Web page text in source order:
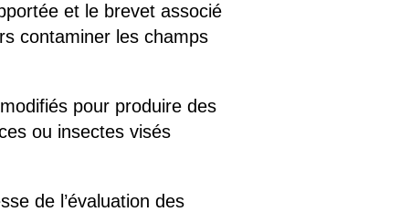
et le brevet associé
contaminer les champs
pour produire des
ou insectes visés
de l’évaluation des